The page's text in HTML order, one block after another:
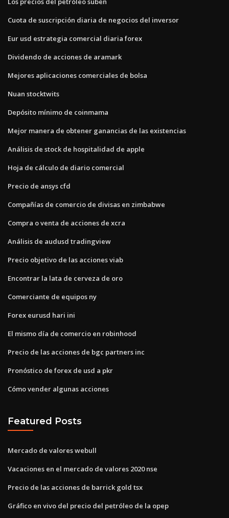
Cuota de suscripción diaria de negocios del inversor
Eur usd estrategia comercial diaria forex
Dividendo de acciones de aramark
Mejores aplicaciones comerciales de bolsa
Nuan stocktwits
Depósito mínimo de coinmama
Mejor manera de obtener ganancias de las existencias
Análisis de stock de hospitalidad de apple
Hoja de cálculo de diario comercial
Precio de ansys cfd
Compañías de comercio de divisas en zimbabwe
Compra o venta de acciones de xcra
Análisis de audusd tradingview
Precio objetivo de las acciones viab
Encontrar la lata de cerveza de oro
Comerciante de equipos ny
Forex eurusd hari ini
El mismo día de comercio en robinhood
Precio de las acciones de bgc partners inc
Pronóstico de forex de usd a pkr
Cómo vender algunas acciones
Featured Posts
Mercado de valores webull
Vacaciones en el mercado de valores 2020 nse
Precio de las acciones de barrick gold tsx
Gráfico en vivo del precio del petróleo de la opep